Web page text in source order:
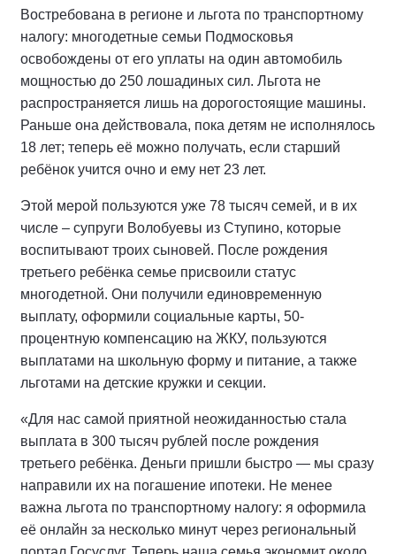
Востребована в регионе и льгота по транспортному
налогу: многодетные семьи Подмосковья
освобождены от его уплаты на один автомобиль
мощностью до 250 лошадиных сил. Льгота не
распространяется лишь на дорогостоящие машины.
Раньше она действовала, пока детям не исполнялось
18 лет; теперь её можно получать, если старший
ребёнок учится очно и ему нет 23 лет.
Этой мерой пользуются уже 78 тысяч семей, и в их
числе – супруги Волобуевы из Ступино, которые
воспитывают троих сыновей. После рождения
третьего ребёнка семье присвоили статус
многодетной. Они получили единовременную
выплату, оформили социальные карты, 50-
процентную компенсацию на ЖКУ, пользуются
выплатами на школьную форму и питание, а также
льготами на детские кружки и секции.
«Для нас самой приятной неожиданностью стала
выплата в 300 тысяч рублей после рождения
третьего ребёнка. Деньги пришли быстро — мы сразу
направили их на погашение ипотеки. Не менее
важна льгота по транспортному налогу: я оформила
её онлайн за несколько минут через региональный